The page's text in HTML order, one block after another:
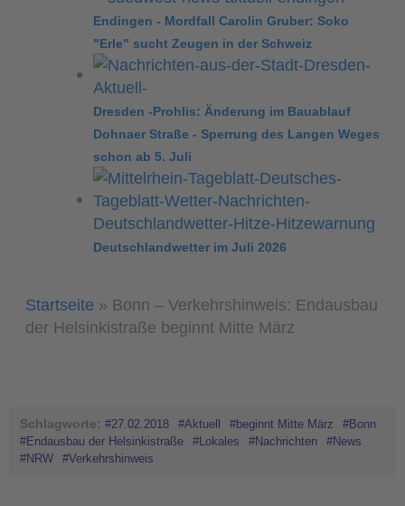
Endingen - Mordfall Carolin Gruber: Soko
"Erle" sucht Zeugen in der Schweiz
Dresden -Prohlis: Änderung im Bauablauf
Dohnaer Straße - Sperrung des Langen Weges
schon ab 5. Juli
Deutschlandwetter im Juli 2026
Startseite » Bonn – Verkehrshinweis: Endausbau
der Helsinkistraße beginnt Mitte März
Schlagworte: #27.02.2018 #Aktuell #beginnt Mitte März
#Bonn
#Endausbau der Helsinkistraße
#Lokales #Nachrichten
#News
#NRW
#Verkehrshinweis